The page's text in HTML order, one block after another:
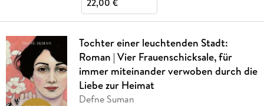
22,00 €
Tochter einer leuchtenden Stadt:
Roman | Vier Frauenschicksale, für
immer miteinander verwoben durch die
Liebe zur Heimat
Defne Suman